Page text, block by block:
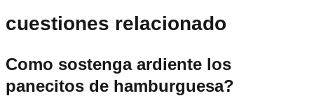
cuestiones relacionado
Como sostenga ardiente los
panecitos de hamburguesa?